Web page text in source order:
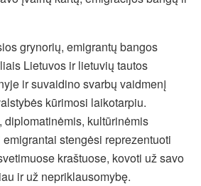
grynorių, emigrantų bangos
Lietuvos ir lietuvių tautos
ir suvaidino svarbų vaidmenį
kūrimosi laikotarpiu.
diplomatinėmis, kultūrinėmis
stengėsi reprezentuoti
kraštuose, kovoti už savo
ir už nepriklausomybę.